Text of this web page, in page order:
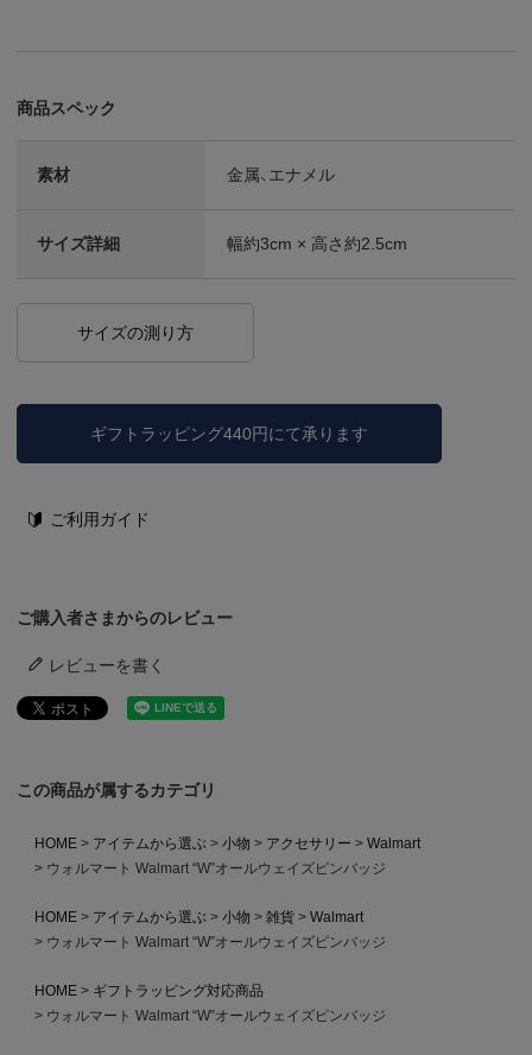
商品スペック
素材 金属、エナメル
サイズ詳細 幅約3cm × 高さ約2.5cm
サイズの測り方
ギフトラッピング440円にて承ります
ご利用ガイド
ご購入者さまからのレビュー
レビューを書く
この商品が属するカテゴリ
HOME アイテムから選ぶ 小物 アクセサリー
Walmart
ウォルマート Walmart “W”オールウェイズピンバッジ
HOME アイテムから選ぶ 小物 雑貨
Walmart
ウォルマート Walmart “W”オールウェイズピンバッジ
HOME
ギフトラッピング対応商品
ウォルマート Walmart “W”オールウェイズピンバッジ